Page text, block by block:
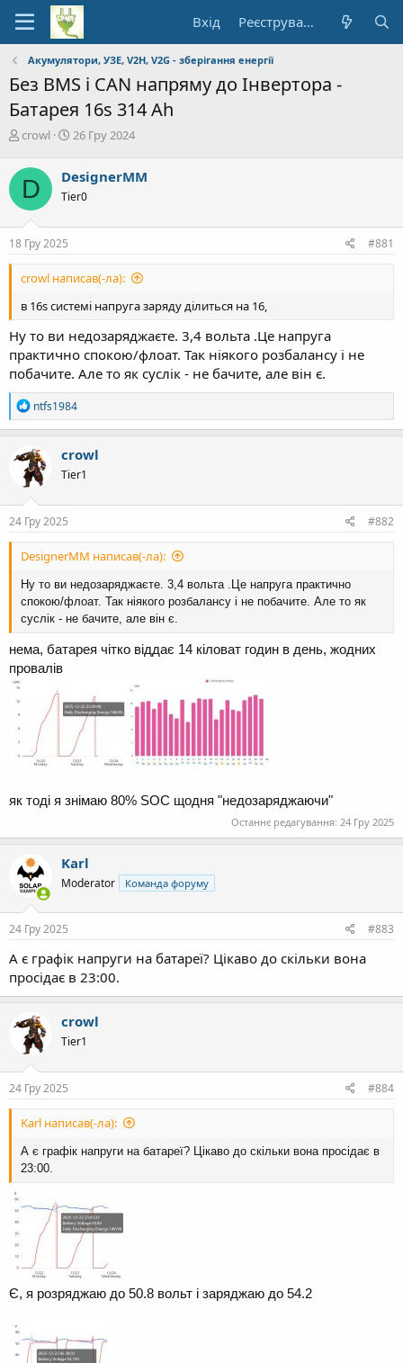
Вхід Реєстрування
Акумулятори, УЗЕ, V2H, V2G - зберігання енергії
Без BMS і CAN напряму до Інвертора -
Батарея 16s 314 Ah
А
т
о
р
т
е
м
crowl
Д
а
п
ч
к
26 Гру 2024
D DesignerMM
Tier0
18 Гру 2025 #881
crowl написав(-ла):
в 16s системі напруга заряду ділиться на 16,
Ну то ви недозаряджаєте. 3,4 вольта .Це напруга
практично спокою/флоат. Так ніякого розбалансу і не
побачите. Але то як суслік - не бачите, але він є.
Р
е
а
к
ц
і
:
ntfs1984
crowl
Tier1
24 Гру 2025 #882
DesignerMM написав(-ла):
Ну то ви недозаряджаєте. 3,4 вольта .Це напруга практично
спокою/флоат. Так ніякого розбалансу і не побачите. Але то як
суслік - не бачите, але він є.
нема, батарея чітко віддає 14 кіловат годин в день, жодних
провалів
як тоді я знімаю 80% SOC щодня "недозаряджаючи"
Останнє редагування: 24 Гру 2025
Karl
Moderator Команда форуму
24 Гру 2025 #883
А є графік напруги на батареї? Цікаво до скільки вона
просідає в 23:00.
crowl
Tier1
24 Гру 2025 #884
Karl написав(-ла):
А є графік напруги на батареї? Цікаво до скільки вона просідає в
23:00.
Є, я розряджаю до 50.8 вольт і заряджаю до 54.2